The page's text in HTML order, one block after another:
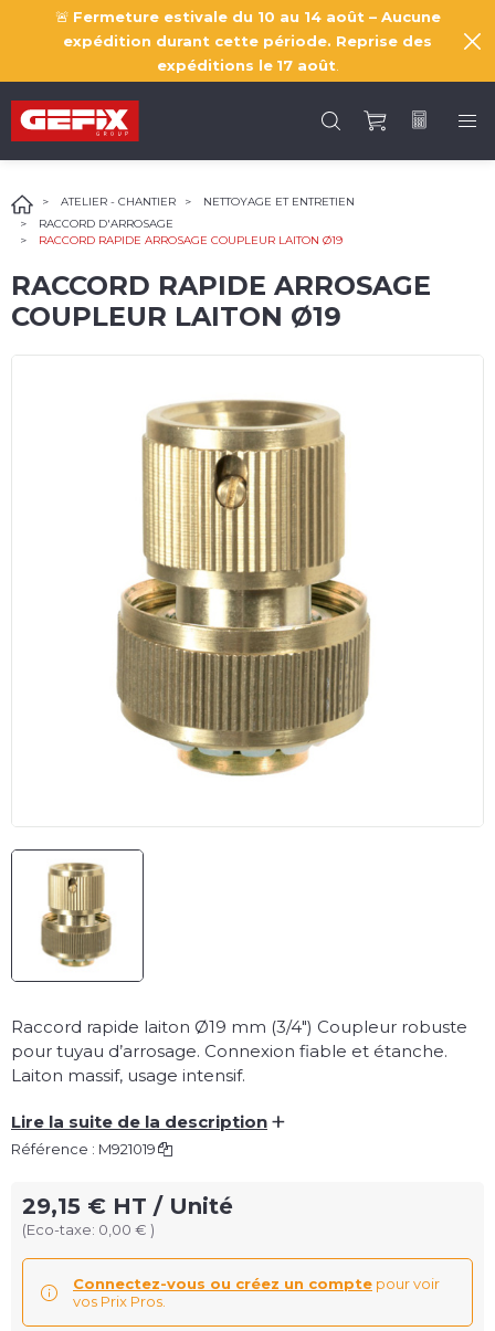
🚨 Fermeture estivale du 10 au 14 août – Aucune
expédition durant cette période. Reprise des
expéditions le 17 août
ATELIER - CHANTIER
NETTOYAGE ET ENTRETIEN
RACCORD D'ARROSAGE
RACCORD RAPIDE ARROSAGE COUPLEUR LAITON Ø19
RACCORD RAPIDE ARROSAGE
COUPLEUR LAITON Ø19
Raccord rapide laiton Ø19 mm (3/4") Coupleur robuste
pour tuyau d’arrosage. Connexion fiable et étanche.
Laiton massif, usage intensif.
Lire la suite de la description +
Référence : M921019
29,15 € HT / Unité
(Eco-taxe: 0,00 € )
Connectez-vous ou créez un compte pour voir
vos Prix Pros.